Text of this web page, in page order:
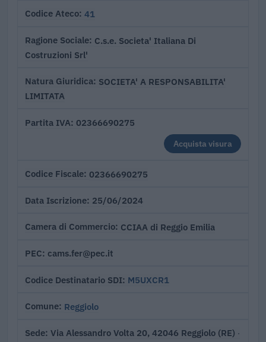
Codice Ateco 41
Ragione Sociale C.s.e. Societa' Italiana Di
Costruzioni Srl'
Natura Giuridica SOCIETA' A RESPONSABILITA'
LIMITATA
Partita IVA 02366690275
Acquista visura
Codice Fiscale 02366690275
Data Iscrizione 25/06/2024
Camera di Commercio CCIAA di Reggio Emilia
PEC cams.fer@pec.it
Codice Destinatario SDI M5UXCR1
Comune Reggiolo
Sede Via Alessandro Volta 20, 42046 Reggiolo (RE) ·